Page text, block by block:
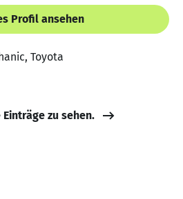
Profil ansehen
Toyota
zu sehen.